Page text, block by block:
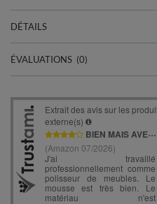
DÉTAILS
ÉVALUATIONS (0)